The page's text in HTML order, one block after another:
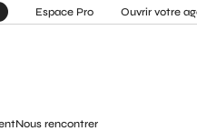
Espace Pro Ouvrir votre
Nous rencontrer